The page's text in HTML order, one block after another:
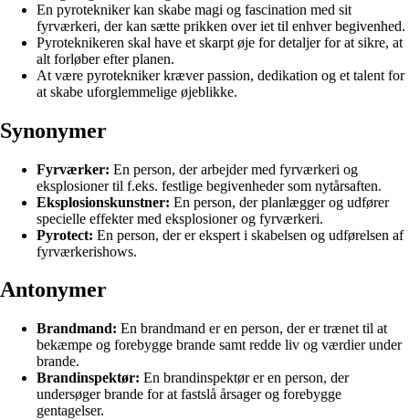
En pyrotekniker kan skabe magi og fascination med sit
fyrværkeri, der kan sætte prikken over iet til enhver begivenhed.
Pyroteknikeren skal have et skarpt øje for detaljer for at sikre, at
alt forløber efter planen.
At være pyrotekniker kræver passion, dedikation og et talent for
at skabe uforglemmelige øjeblikke.
Synonymer
Fyrværker: En person, der arbejder med fyrværkeri og
eksplosioner til f.eks. festlige begivenheder som nytårsaften.
Eksplosionskunstner: En person, der planlægger og udfører
specielle effekter med eksplosioner og fyrværkeri.
Pyrotect: En person, der er ekspert i skabelsen og udførelsen af
fyrværkerishows.
Antonymer
Brandmand: En brandmand er en person, der er trænet til at
bekæmpe og forebygge brande samt redde liv og værdier under
brande.
Brandinspektør: En brandinspektør er en person, der
undersøger brande for at fastslå årsager og forebygge
gentagelser.